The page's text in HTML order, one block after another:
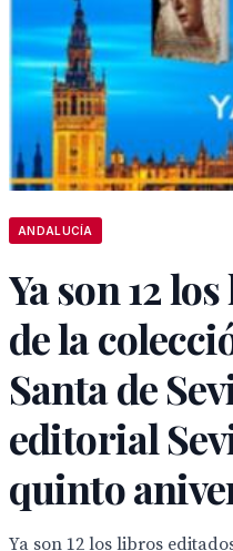
ANDALUCÍA
Ya son 12
de la
Santa de
editorial
quinto
Ya son 12 los libros